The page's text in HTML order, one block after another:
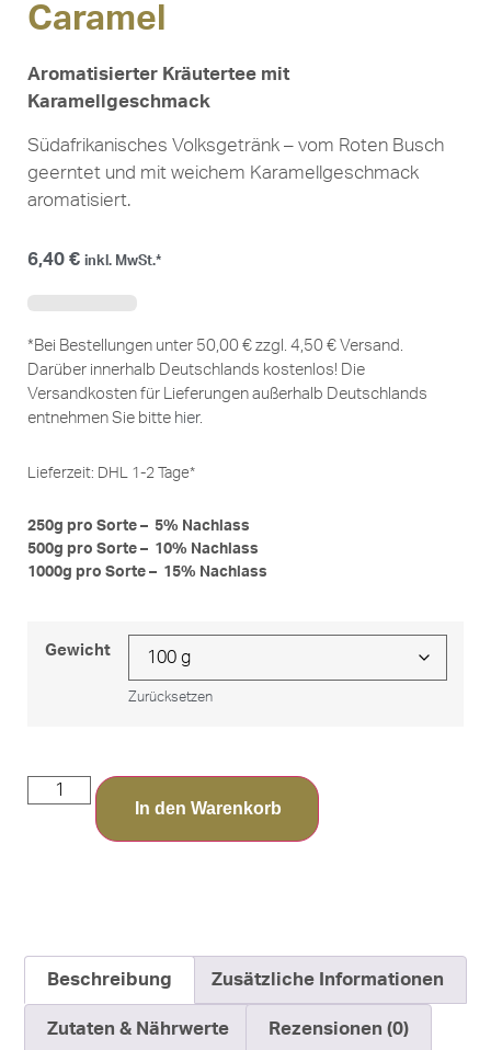
Caramel
Aromatisierter Kräutertee mit
Karamellgeschmack
Südafrikanisches Volksgetränk – vom Roten Busch
geerntet und mit weichem Karamellgeschmack
aromatisiert.
6,40 € inkl. MwSt.*
*Bei Bestellungen unter 50,00 € zzgl. 4,50 € Versand.
Darüber innerhalb Deutschlands kostenlos! Die
Versandkosten für Lieferungen außerhalb Deutschlands
entnehmen Sie bitte hier.
Lieferzeit: DHL 1-2 Tage*
250g pro Sorte – 5% Nachlass
500g pro Sorte – 10% Nachlass
1000g pro Sorte – 15% Nachlass
Gewicht
Zurücksetzen
In den Warenkorb
Beschreibung Zusätzliche Informationen
Zutaten & Nährwerte Rezensionen (0)